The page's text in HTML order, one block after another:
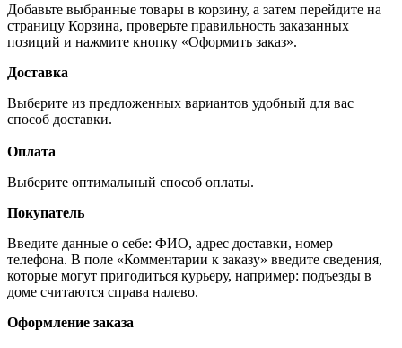
Добавьте выбранные товары в корзину, а затем перейдите на
страницу Корзина, проверьте правильность заказанных
позиций и нажмите кнопку «Оформить заказ».
Доставка
Выберите из предложенных вариантов удобный для вас
способ доставки.
Оплата
Выберите оптимальный способ оплаты.
Покупатель
Введите данные о себе: ФИО, адрес доставки, номер
телефона. В поле «Комментарии к заказу» введите сведения,
которые могут пригодиться курьеру, например: подъезды в
доме считаются справа налево.
Оформление заказа